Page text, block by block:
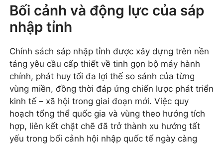
Bối cảnh và động lực của sáp
nhập tỉnh
Chính sách sáp nhập tỉnh được xây dựng trên nền
tảng yêu cầu cấp thiết về tinh gọn bộ máy hành
chính, phát huy tối đa lợi thế so sánh của từng
vùng miền, đồng thời đáp ứng chiến lược phát triển
kinh tế – xã hội trong giai đoạn mới. Việc quy
hoạch tổng thể quốc gia và vùng theo hướng tích
hợp, liên kết chặt chẽ đã trở thành xu hướng tất
yếu trong bối cảnh hội nhập quốc tế ngày càng